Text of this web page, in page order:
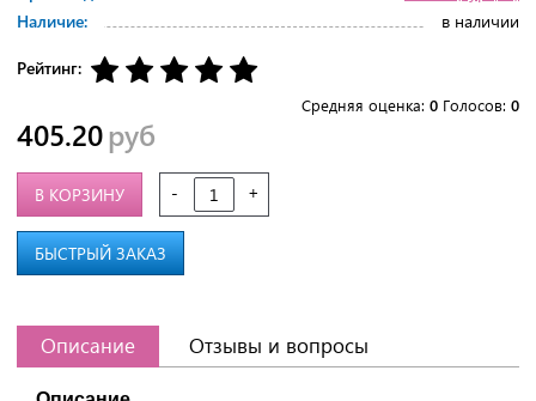
Наличие:
в наличии
Рейтинг:
Средняя оценка: 0 Голосов: 0
405.20руб
- +
В КОРЗИНУ
БЫСТРЫЙ ЗАКАЗ
Описание Отзывы и вопросы